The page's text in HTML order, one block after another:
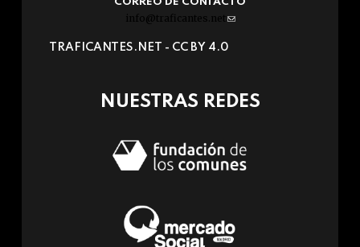
info@traficantes.net (link
e-
TRAFICANTES.NET - CC BY 4.0
NUESTRAS REDES